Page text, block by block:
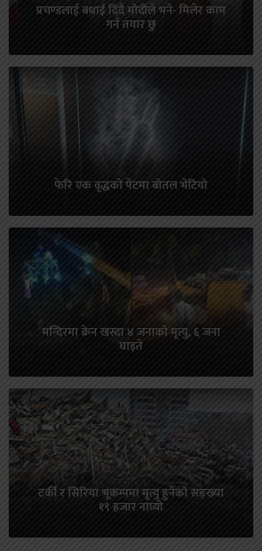
प्रचण्डलाई बधाई दिँदै मोदीले भने- मिलेर काम
गर्न तयार छु
फेरि एक वृद्धको पेटमा बोतल भेटियो
मन्दिरमा क्रेन खस्दा ४ जनाको मृत्यु, ६ जना
घाइते
टर्की र सिरिया भूकम्पमा मृत्यु हुनेको सङ्ख्या
१९ हजार नाघ्यो